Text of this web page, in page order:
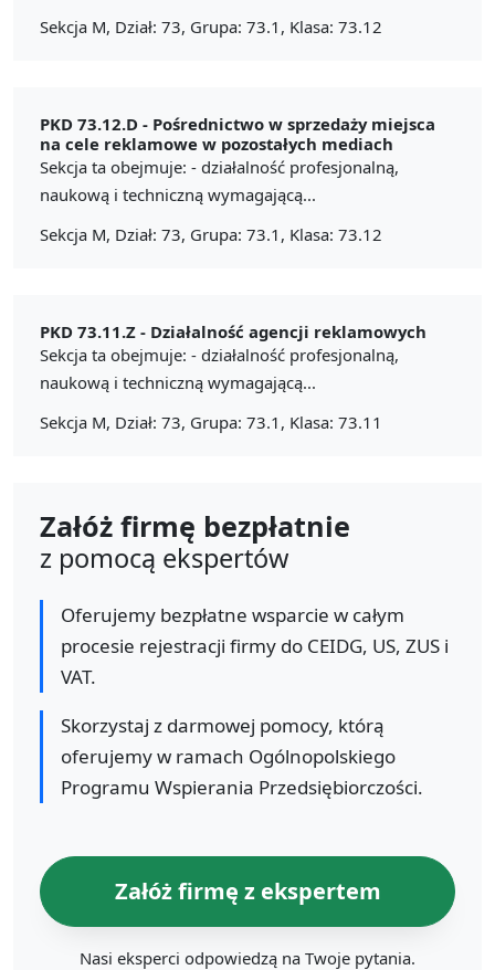
Sekcja M, Dział: 73, Grupa: 73.1, Klasa: 73.12
PKD 73.12.D - Pośrednictwo w sprzedaży miejsca
na cele reklamowe w pozostałych mediach
Sekcja ta obejmuje: - działalność profesjonalną,
naukową i techniczną wymagającą...
Sekcja M, Dział: 73, Grupa: 73.1, Klasa: 73.12
PKD 73.11.Z - Działalność agencji reklamowych
Sekcja ta obejmuje: - działalność profesjonalną,
naukową i techniczną wymagającą...
Sekcja M, Dział: 73, Grupa: 73.1, Klasa: 73.11
Załóż firmę bezpłatnie
z pomocą ekspertów
Oferujemy bezpłatne wsparcie w całym
procesie rejestracji firmy do CEIDG, US, ZUS i
VAT.
Skorzystaj z darmowej pomocy, którą
oferujemy w ramach Ogólnopolskiego
Programu Wspierania Przedsiębiorczości.
Załóż firmę z ekspertem
Nasi eksperci odpowiedzą na Twoje pytania.